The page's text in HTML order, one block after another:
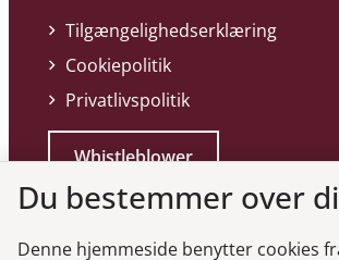
Tilgængelighedserklæring
Cookiepolitik
Privatlivspolitik
Whistleblower
Du bestemmer over
Denne hjemmeside benytter cookies